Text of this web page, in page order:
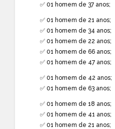
✅ 01 homem de 37 anos;
✅ 01 homem de 21 anos;
✅ 01 homem de 34 anos;
✅ 01 homem de 22 anos;
✅ 01 homem de 66 anos;
✅ 01 homem de 47 anos;
✅ 01 homem de 42 anos;
✅ 01 homem de 63 anos;
✅ 01 homem de 18 anos;
✅ 01 homem de 41 anos;
✅ 01 homem de 21 anos;